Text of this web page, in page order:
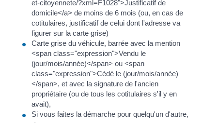
et-citoyennete/?xml=F1028">Justificatif de
domicile</a> de moins de 6 mois (ou, en cas de
cotitulaires, justificatif de celui dont l'adresse va
figurer sur la carte grise)
Carte grise du véhicule, barrée avec la mention
<span class="expression">Vendu le
(jour/mois/année)</span> ou <span
class="expression">Cédé le (jour/mois/année)
</span>, et avec la signature de l'ancien
propriétaire (ou de tous les cotitulaires s'il y en
avait),
Si vous faites la démarche pour quelqu'un d'autre,